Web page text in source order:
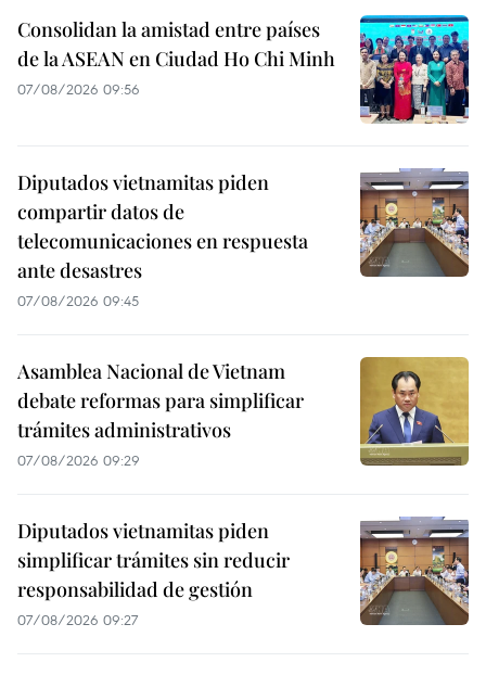
Consolidan la amistad entre países
de la ASEAN en Ciudad Ho Chi Minh
07/08/2026 09:56
Diputados vietnamitas piden
compartir datos de
telecomunicaciones en respuesta
ante desastres
07/08/2026 09:45
Asamblea Nacional de Vietnam
debate reformas para simplificar
trámites administrativos
07/08/2026 09:29
Diputados vietnamitas piden
simplificar trámites sin reducir
responsabilidad de gestión
07/08/2026 09:27